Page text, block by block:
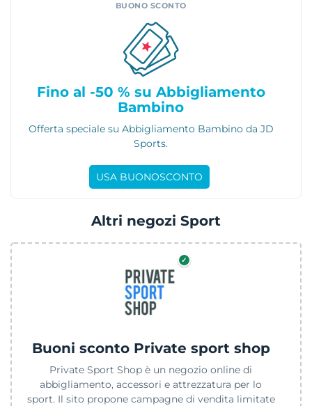
BUONO SCONTO
Fino al -50 % su Abbigliamento
Bambino
Offerta speciale su Abbigliamento Bambino da JD
Sports.
USA BUONOSCONTO
Altri negozi Sport
✓
Buoni sconto Private sport shop
Private Sport Shop è un negozio online di
abbigliamento, accessori e attrezzatura per lo
sport. Il sito propone campagne di vendita limitate